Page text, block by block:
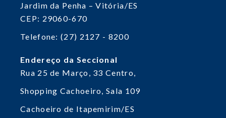
Jardim da Penha – Vitória/ES
CEP: 29060-670
Telefone: (27) 2127 - 8200
Endereço da Seccional
Rua 25 de Março, 33Centro,
Shopping Cachoeiro, Sala 109
Cachoeiro de Itapemirim/ES